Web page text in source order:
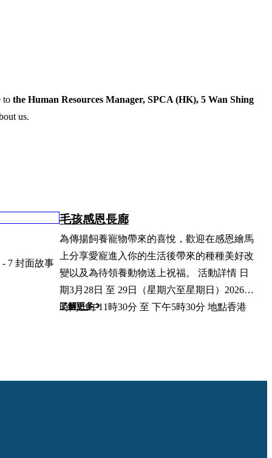
to the Human Resources Manager, SPCA (HK), 5 Wan Shing
us.
毛孩感恩長廊
為傳揚飼養寵物帶來的喜悅，歡迎在感恩繪馬
上分享愛寵進入你的生活後帶來的種種美好改
變以及為待領養動物送上祝福。 活動詳情 日
期3月28日 至 29日（星期六至星期日）2026年
時間上午11時30分 至 下午5時30分 地點香港
了解更多